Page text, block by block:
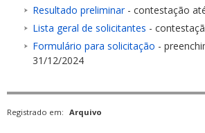
Resultado preliminar- contestação
Lista geral de solicitantes -
Formulário para solicitação -
31/12/2024
Registrado em: Arquivo